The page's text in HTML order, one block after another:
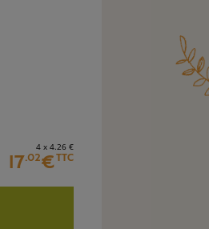
4 x 4.26 €
17.02€TTC